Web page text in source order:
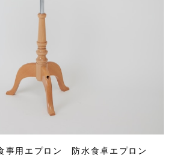
事用エプロン 防水食卓エプロン